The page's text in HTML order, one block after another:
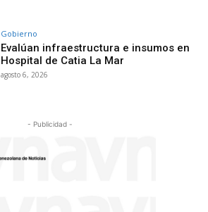
Gobierno
Evalúan infraestructura e insumos en
Hospital de Catia La Mar
agosto 6, 2026
- Publicidad -